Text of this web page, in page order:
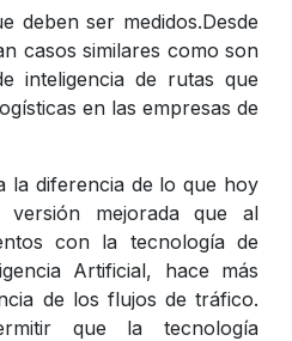
deben ser medidos.Desde
casos similares como son
inteligencia de rutas que
en las empresas de
la diferencia de lo que hoy
mejorada que al
con la tecnología de
Artificial, hace más
de los flujos de tráfico.
que la tecnología